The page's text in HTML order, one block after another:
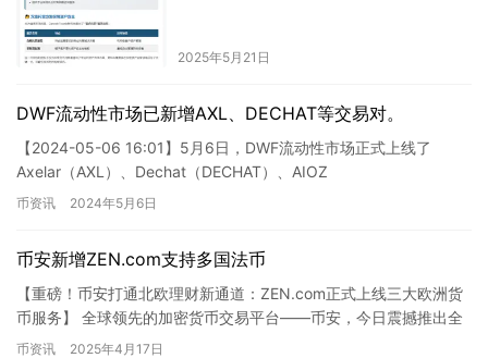
2025年5月21日
DWF流动性市场已新增AXL、DECHAT等交易对。
【2024-05-06 16:01】5月6日，DWF流动性市场正式上线了
Axelar（AXL）、Dechat（DECHAT）、AIOZ
Network（AIOZ）、Mobox（MB…
币资讯 2024年5月6日
币安新增ZEN.com支持多国法币
【重磅！币安打通北欧理财新通道：ZEN.com正式上线三大欧洲货
币服务】 全球领先的加密货币交易平台——币安，今日震撼推出全
新法币通道ZEN.com，为欧洲用户带来前所未有的数字资…
币资讯 2025年4月17日